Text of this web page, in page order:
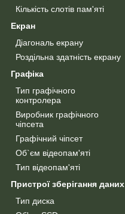
Кількість слотів пам'яті
Екран
Діагональ екрану
Роздільна здатність екрану
Графіка
Тип графічного
контролера
Виробник графічного
чіпсета
Графічний чіпсет
Об`єм відеопам'яті
Тип відеопам'яті
Пристрої зберігання даних
Тип диска